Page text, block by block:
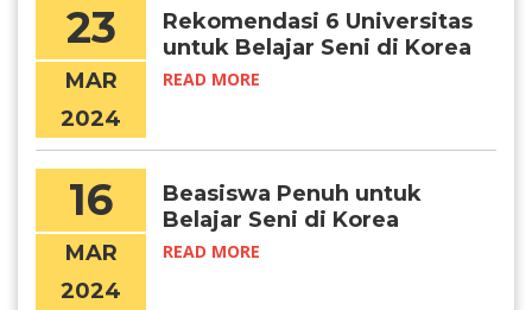
23
MAR
2024
Rekomendasi 6 Universitas
untuk Belajar Seni di Korea
READ MORE
16
MAR
2024
Beasiswa Penuh untuk
Belajar Seni di Korea
Selatan
READ MORE